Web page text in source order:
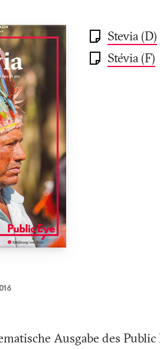
Stevia (D)
Stévia (F)
Ausgabe des